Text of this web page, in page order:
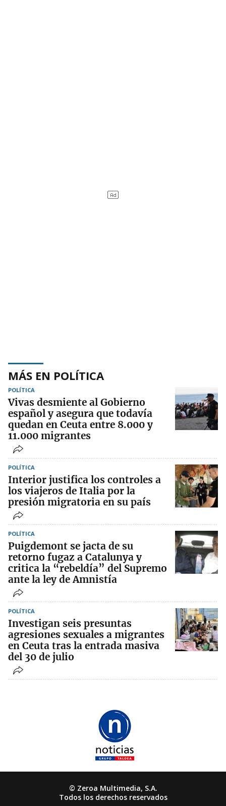
MÁS EN POLÍTICA
POLÍTICA
Vivas desmiente al Gobierno
español y asegura que todavía
quedan en Ceuta entre 8.000 y
11.000 migrantes
POLÍTICA
Interior justifica los controles a
los viajeros de Italia por la
presión migratoria en su país
POLÍTICA
Puigdemont se jacta de su
retorno fugaz a Catalunya y
critica la “rebeldía” del Supremo
ante la ley de Amnistía
POLÍTICA
Investigan seis presuntas
agresiones sexuales a migrantes
en Ceuta tras la entrada masiva
del 30 de julio
© Zeroa Multimedia, S.A.
Todos los derechos reservados